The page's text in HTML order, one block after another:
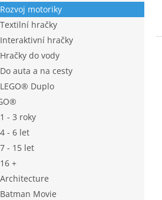
Rozvoj motoriky
Textilní hračky
Interaktivní hračky
Hračky do vody
Do auta a na cesty
LEGO® Duplo
1 - 3 roky
4 - 6 let
7 - 15 let
16 +
Architecture
Batman Movie